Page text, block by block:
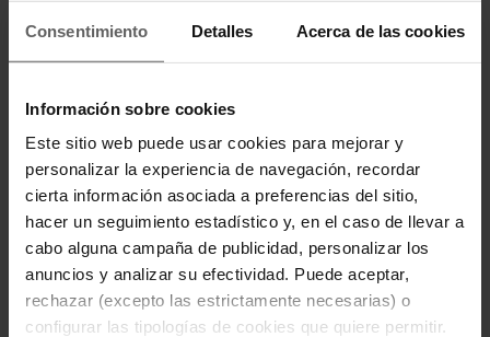
Consentimiento Detalles Acerca de las cookies
Información sobre cookies
Este sitio web puede usar cookies para mejorar y
personalizar la experiencia de navegación, recordar
cierta información asociada a preferencias del sitio,
hacer un seguimiento estadístico y, en el caso de llevar a
cabo alguna campaña de publicidad, personalizar los
anuncios y analizar su efectividad. Puede aceptar,
rechazar (excepto las estrictamente necesarias) o
configurar las tipologías de cookies que quiere permitir.
SUDADERA SAINT DEPT. NEGRA
HOMBRE
51,96 € 64,95 € -20%
REBAJAS+
SUDADERA SAINT DEPT. NEGRA
HOMBRE
51,96 € 64,95 € -20%
REBAJAS+